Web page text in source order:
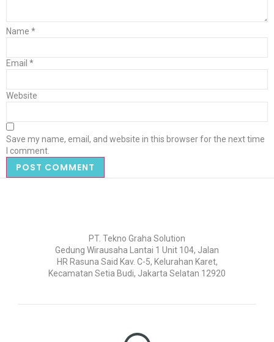
Name *
Email *
Website
Save my name, email, and website in this browser for the next time
I comment.
PT. Tekno Graha Solution
Gedung Wirausaha Lantai 1 Unit 104, Jalan
HR Rasuna Said Kav. C-5, Kelurahan Karet,
Kecamatan Setia Budi, Jakarta Selatan 12920